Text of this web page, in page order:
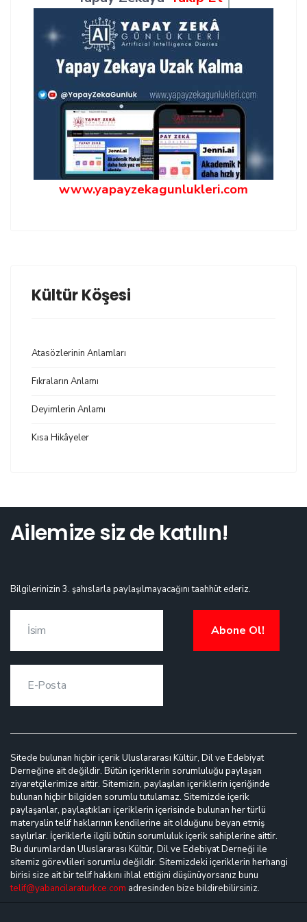
www.yapayzekagunlukleri.com
Kültür Köşesi
Atasözlerinin Anlamları
Fıkraların Anlamı
Deyimlerin Anlamı
Kısa Hikâyeler
Ailemize siz de katılın!
Bilgilerinizin 3. şahıslarla paylaşılmayacağını taahhüt ederiz.
Abone Ol!
Sitede bulunan hiçbir içerik Uluslararası Kültür, Dil ve Edebiyat
Derneğine ait değildir. Bütün içeriklerin sorumluluğu paylaşan
ziyaretçilerimize aittir. Sitemizin, paylaşılan içeriklerin içeriğinde
bulunan hiçbir bilgiden sorumlu tutulamaz. Sitemizde içerik
paylaşanlar, paylaştıkları içeriklerin içerisinde bulunan her türlü
materyalin telif haklarının kendilerine ait olduğunu beyan etmiş
sayılırlar. İçeriklerle ilgili bütün sorumluluk içerik sahiplerine aittir.
Bu durumlardan Uluslararası Kültür, Dil ve Edebiyat Derneği ile
sitemiz görevlileri sorumlu değildir. Sitemizdeki içeriklerin herhangi
birisi size ait bir telif hakkını ihlal ettiğini düşünüyorsanız bunu
telif@yabancilaraturkce.com adresinden bize bildirebilirsiniz.